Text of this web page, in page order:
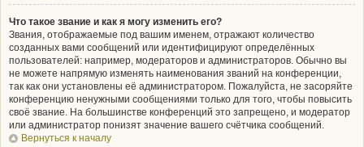
Что такое звание и как я могу изменить его?
Звания, отображаемые под вашим именем, отражают количество
созданных вами сообщений или идентифицируют определённых
пользователей: например, модераторов и администраторов. Обычно вы
не можете напрямую изменять наименования званий на конференции,
так как они установлены её администратором. Пожалуйста, не засоряйте
конференцию ненужными сообщениями только для того, чтобы повысить
своё звание. На большинстве конференций это запрещено, и модератор
или администратор понизят значение вашего счётчика сообщений.
Вернуться к началу